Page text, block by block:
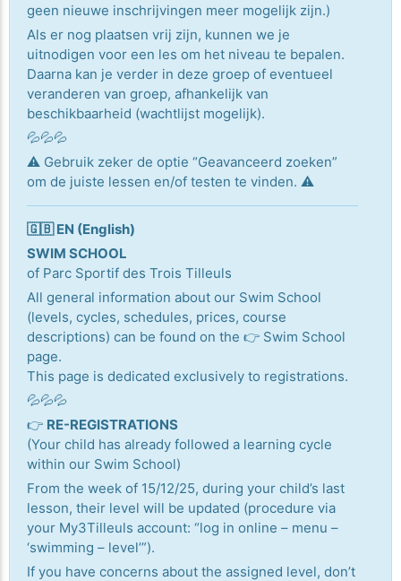
geen nieuwe inschrijvingen meer mogelijk zijn.)
Als er nog plaatsen vrij zijn, kunnen we je
uitnodigen voor een les om het niveau te bepalen.
Daarna kan je verder in deze groep of eventueel
veranderen van groep, afhankelijk van
beschikbaarheid (wachtlijst mogelijk).
💦💦💦
⚠️ Gebruik zeker de optie “Geavanceerd zoeken”
om de juiste lessen en/of testen te vinden. ⚠️
🇬🇧 EN (English)
SWIM SCHOOL
of Parc Sportif des Trois Tilleuls
All general information about our Swim School
(levels, cycles, schedules, prices, course
descriptions) can be found on the 👉 Swim School
page.
This page is dedicated exclusively to registrations.
💦💦💦
👉 RE-REGISTRATIONS
(Your child has already followed a learning cycle
within our Swim School)
From the week of 15/12/25, during your child’s last
lesson, their level will be updated (procedure via
your My3Tilleuls account: “log in online – menu –
‘swimming – level’”).
If you have concerns about the assigned level, don’t